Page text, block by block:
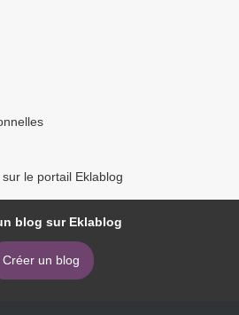
le portail Eklablog
blog sur Eklablog
Créer un blog